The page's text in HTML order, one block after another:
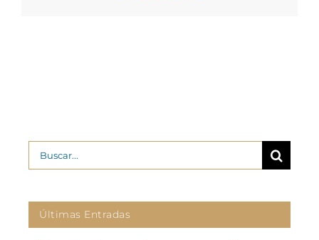
Buscar:
Últimas Entradas